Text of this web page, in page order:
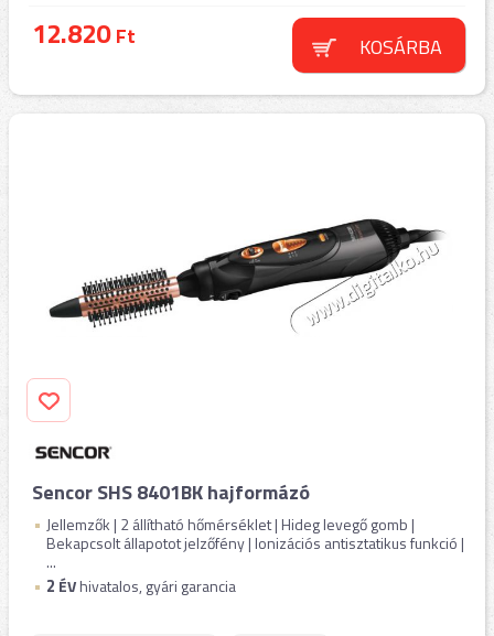
12.820Ft KOSÁRBA
Sencor SHS 8401BK hajformázó
Jellemzők | 2 állítható hőmérséklet | Hideg levegő gomb |
Bekapcsolt állapotot jelzőfény | Ionizációs antisztatikus funkció |
...
2 ÉVhivatalos, gyári garancia